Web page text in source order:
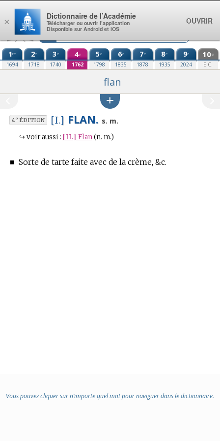
Aller au contenu
1re
1694
2e
1718
3e
1740
4e
1762
5e
1798
6e
1835
7e
1878
8e
1935
9e
2024
10e
E.C.
flan
4eÉDITION [I.] FLAN. s. m.
↪ voir aussi : [II.] Flan (n. m.)
■ Sorte de tarte faite avec de la crème, &c.
Vous pouvez cliquer sur n’importe quel mot pour naviguer dans le dictionnaire.
×
Dictionnaire de l’Académie
Télécharger ou ouvrir l’application
Disponible sur Android et iOS
OUVRIR